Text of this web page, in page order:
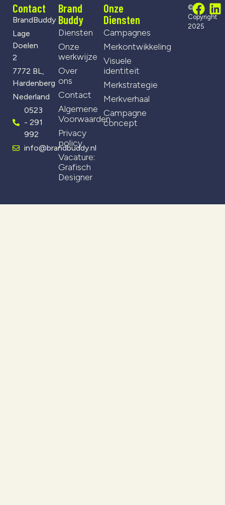
Contact
BrandBuddy
Lage
Doelen
2
7772 BL,
Hardenberg
Nederland
0523
- 291
992
info@brandbuddy.nl
Brand
Buddy
Diensten
Onze
werkwijze
Over
ons
Contact
Algemene
Voorwaarden
Privacy
policy
Vacature:
Grafisch
Designer
Onze
Diensten
Campagnes
Merkontwikkeling
Visuele
identiteit
Merkstrategie
Merkverhaal
Campagne
concept
©
Copyright
2025